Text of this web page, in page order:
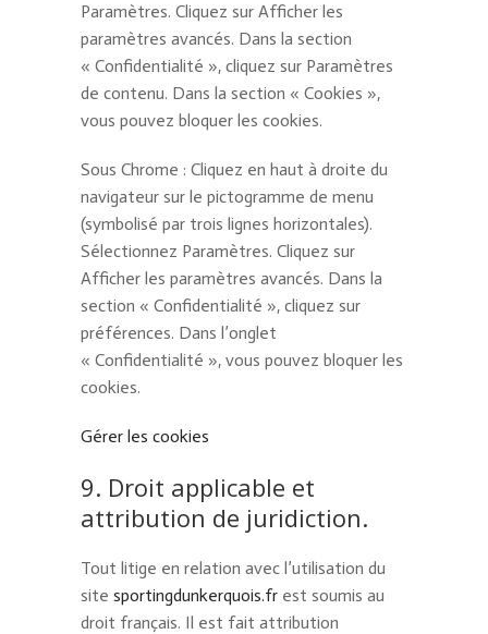
Paramètres. Cliquez sur Afficher les
paramètres avancés. Dans la section
« Confidentialité », cliquez sur Paramètres
de contenu. Dans la section « Cookies »,
vous pouvez bloquer les cookies.
Sous Chrome : Cliquez en haut à droite du
navigateur sur le pictogramme de menu
(symbolisé par trois lignes horizontales).
Sélectionnez Paramètres. Cliquez sur
Afficher les paramètres avancés. Dans la
section « Confidentialité », cliquez sur
préférences. Dans l’onglet
« Confidentialité », vous pouvez bloquer les
cookies.
Gérer les cookies
9. Droit applicable et
attribution de juridiction.
Tout litige en relation avec l’utilisation du
site sportingdunkerquois.fr est soumis au
droit français. Il est fait attribution